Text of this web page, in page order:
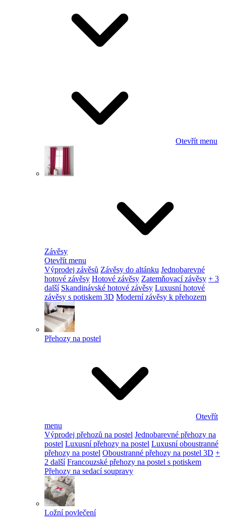
Otevřít menu
Závěsy
Otevřít menu
Výprodej závěsů Závěsy do altánku Jednobarevné
hotové závěsy Hotové závěsy Zatemňovací závěsy + 3
další Skandinávské hotové závěsy Luxusní hotové
závěsy s potiskem 3D Moderní závěsy k přehozem
Přehozy na postel
Otevřít
menu
Výprodej přehozů na postel Jednobarevné přehozy na
postel Luxusní přehozy na postel Luxusní oboustranné
přehozy na postel Oboustranné přehozy na postel 3D +
2 další Francouzské přehozy na postel s potiskem
Přehozy na sedací soupravy
Ložní povlečení